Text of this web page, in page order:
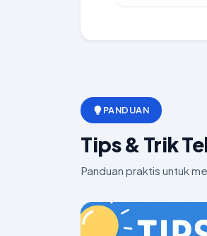
PANDUAN
Tips & Trik
Panduan praktis untuk